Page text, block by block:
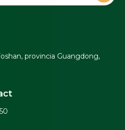
provincia Guangdong,